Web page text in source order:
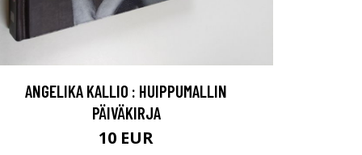
ANGELIKA KALLIO : HUIPPUMALLIN
PÄIVÄKIRJA
10 EUR